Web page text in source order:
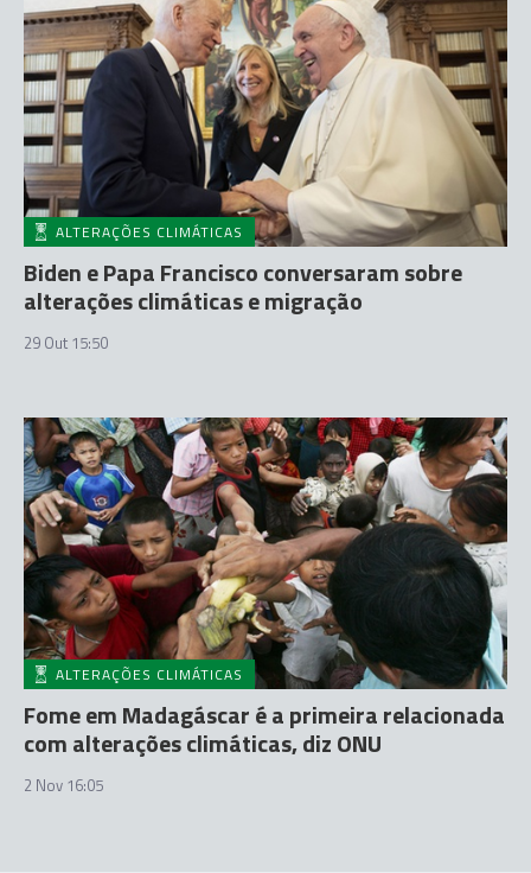
ALTERAÇÕES CLIMÁTICAS
Biden e Papa Francisco conversaram sobre
alterações climáticas e migração
29 Out 15:50
ALTERAÇÕES CLIMÁTICAS
Fome em Madagáscar é a primeira relacionada
com alterações climáticas, diz ONU
2 Nov 16:05